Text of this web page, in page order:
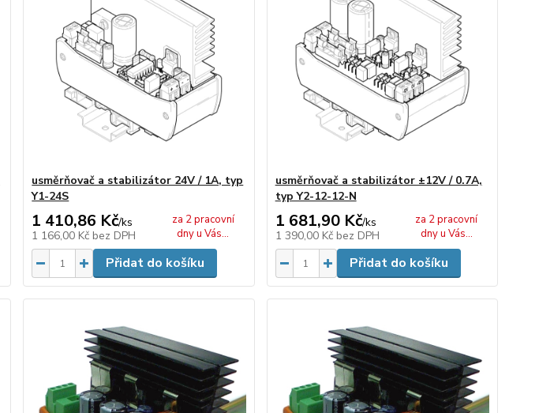
usměrňovač a stabilizátor 24V / 1A, typ
Y1-24S
1 410,86 Kč/ks
1 166,00 Kč bez DPH
za 2 pracovní
dny u Vás...
Přidat do košíku
usměrňovač a stabilizátor ±12V / 0.7A,
typ Y2-12-12-N
1 681,90 Kč/ks
1 390,00 Kč bez DPH
za 2 pracovní
dny u Vás...
Přidat do košíku